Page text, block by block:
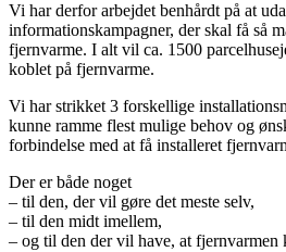
Vi har derfor arbejdet benhårdt på at
informationskampagner, der skal få så
fjernvarme. I alt vil ca. 1500
koblet på fjernvarme.
Vi har strikket 3 forskellige
kunne ramme flest mulige behov og
forbindelse med at få installeret
Der er både noget
– til den, der vil gøre det meste selv,
– til den midt imellem,
– og til den der vil have, at fjernvarmen